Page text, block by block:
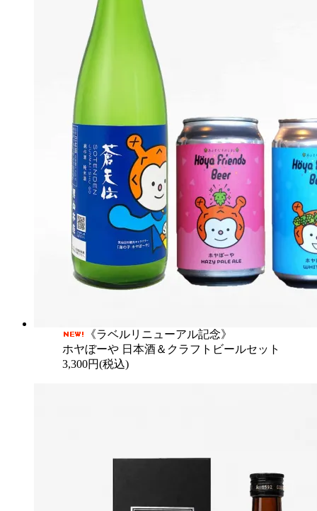
《ラベルリニューアル記念》
ホヤぼーや 日本酒＆クラフトビールセット
3,300円(税込)